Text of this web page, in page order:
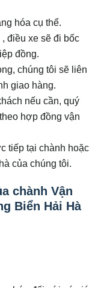
hóa cụ thể.
điều xe sẽ đi bốc
đồng.
chúng tôi sẽ liên
giao hàng.
nếu cần, quý
hợp đồng vận
tiếp tại chành hoặc
của chúng tôi.
chành Vận
Biển Hải Hà